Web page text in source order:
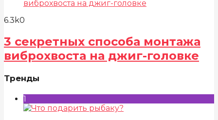
6.3k0
3 секретных способа монтажа
виброхвоста на джиг-головке
Тренды
1